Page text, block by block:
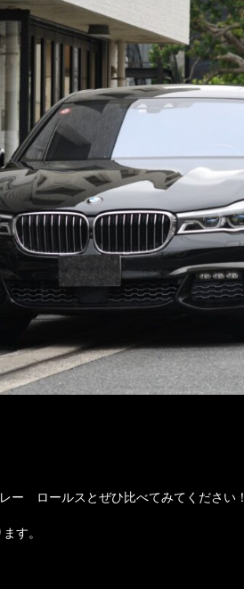
ー ロールスとぜひ比べてみてください！
す。